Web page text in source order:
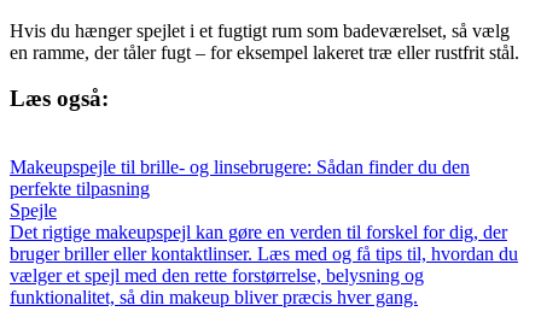
Hvis du hænger spejlet i et fugtigt rum som badeværelset, så vælg
en ramme, der tåler fugt – for eksempel lakeret træ eller rustfrit stål.
Læs også:
Makeupspejle til brille- og linsebrugere: Sådan finder du den
perfekte tilpasning
Spejle
Det rigtige makeupspejl kan gøre en verden til forskel for dig, der
bruger briller eller kontaktlinser. Læs med og få tips til, hvordan du
vælger et spejl med den rette forstørrelse, belysning og
funktionalitet, så din makeup bliver præcis hver gang.